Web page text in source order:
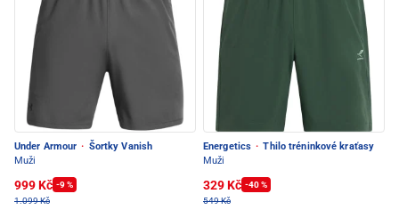
Under Armour · Šortky Vanish
Muži
999 Kč -9 %
1.099 Kč
Energetics · Thilo tréninkové kraťasy
Muži
329 Kč -40 %
549 Kč